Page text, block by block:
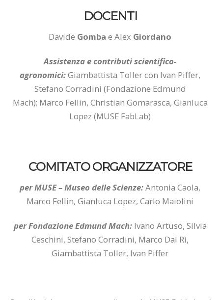
DOCENTI
Davide Gomba e Alex Giordano
Assistenza e contributi scientifico-
agronomici:Giambattista Toller con Ivan Piffer,
Stefano Corradini (Fondazione Edmund
Mach); Marco Fellin, Christian Gomarasca, Gianluca
Lopez (MUSE FabLab)
COMITATO ORGANIZZATORE
per MUSE – Museo delle Scienze:Antonia Caola,
Marco Fellin, Gianluca Lopez, Carlo Maiolini
per Fondazione Edmund Mach: Ivano Artuso, Silvia
Ceschini, Stefano Corradini, Marco Dal Rì,
Giambattista Toller, Ivan Piffer